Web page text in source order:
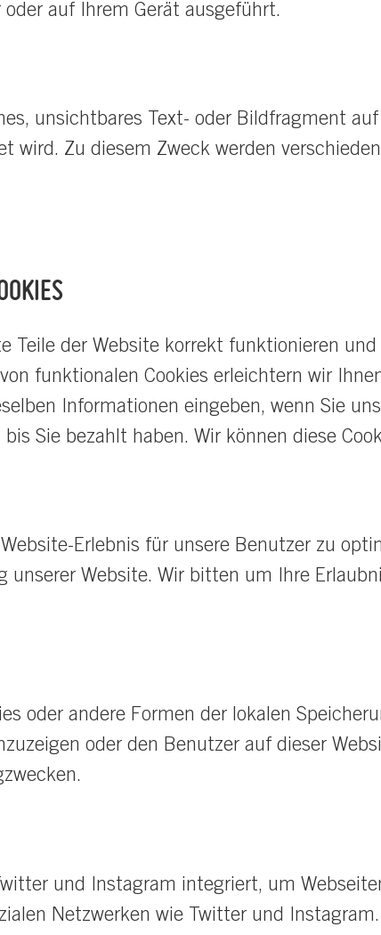
oder auf Ihrem Gerät ausgeführt.
unsichtbares Text- oder Bildfragment
wird. Zu diesem Zweck werden
Teile der Website korrekt funktionieren
funktionalen Cookies erleichtern wir
Informationen eingeben, wenn Sie
Sie bezahlt haben. Wir können diese
Erlebnis für unsere Benutzer zu
Website. Wir bitten um Ihre
oder andere Formen der lokalen
oder den Benutzer auf dieser
und Instagram integriert, um
Netzwerken wie Twitter und